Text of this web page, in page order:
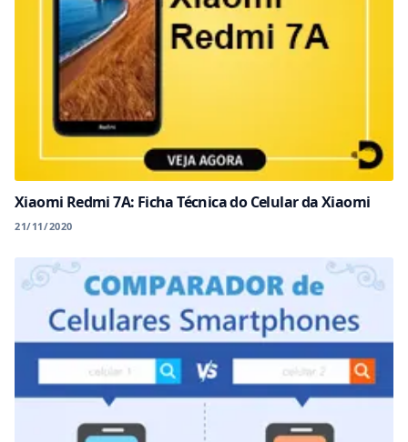
Xiaomi Redmi 7A: Ficha Técnica do Celular da Xiaomi
21/11/2020
Copiar